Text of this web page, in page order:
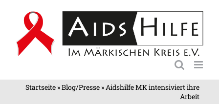
springen
Startseite »Blog/Presse »Aidshilfe MK intensiviert ihre
Arbeit